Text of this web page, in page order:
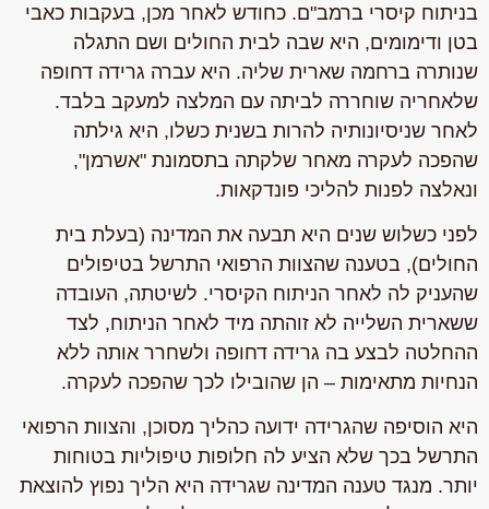
בניתוח קיסרי ברמב"ם. כחודש לאחר מכן, בעקבות כאבי
בטן ודימומים, היא שבה לבית החולים ושם התגלה
שנותרה ברחמה שארית שליה. היא עברה גרידה דחופה
שלאחריה שוחררה לביתה עם המלצה למעקב בלבד.
לאחר שניסיונותיה להרות בשנית כשלו, היא גילתה
שהפכה לעקרה מאחר שלקתה בתסמונת "אשרמן",
ונאלצה לפנות להליכי פונדקאות.
לפני כשלוש שנים היא תבעה את המדינה (בעלת בית
החולים), בטענה שהצוות הרפואי התרשל בטיפולים
שהעניק לה לאחר הניתוח הקיסרי. לשיטתה, העובדה
ששארית השלייה לא זוהתה מיד לאחר הניתוח, לצד
ההחלטה לבצע בה גרידה דחופה ולשחרר אותה ללא
הנחיות מתאימות – הן שהובילו לכך שהפכה לעקרה.
היא הוסיפה שהגרידה ידועה כהליך מסוכן, והצוות הרפואי
התרשל בכך שלא הציע לה חלופות טיפוליות בטוחות
יותר. מנגד טענה המדינה שגרידה היא הליך נפוץ להוצאת